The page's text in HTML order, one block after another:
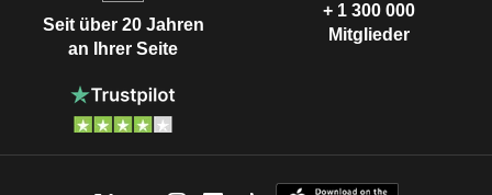
Seit über 20 Jahren
an Ihrer Seite
+ 1 300 000
Mitglieder